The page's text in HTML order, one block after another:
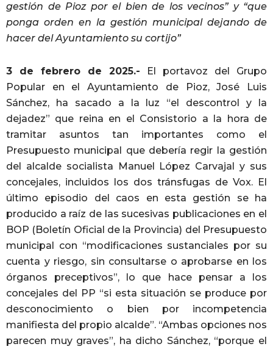
gestión de Pioz por el bien de los vecinos” y “que
ponga orden en la gestión municipal dejando de
hacer del Ayuntamiento su cortijo”
3 de febrero de 2025.- El portavoz del Grupo
Popular en el Ayuntamiento de Pioz, José Luis
Sánchez, ha sacado a la luz “el descontrol y la
dejadez” que reina en el Consistorio a la hora de
tramitar asuntos tan importantes como el
Presupuesto municipal que debería regir la gestión
del alcalde socialista Manuel López Carvajal y sus
concejales, incluidos los dos tránsfugas de Vox. El
último episodio del caos en esta gestión se ha
producido a raíz de las sucesivas publicaciones en el
BOP (Boletín Oficial de la Provincia) del Presupuesto
municipal con “modificaciones sustanciales por su
cuenta y riesgo, sin consultarse o aprobarse en los
órganos preceptivos”, lo que hace pensar a los
concejales del PP “si esta situación se produce por
desconocimiento o bien por incompetencia
manifiesta del propio alcalde”. “Ambas opciones nos
parecen muy graves”, ha dicho Sánchez, “porque el